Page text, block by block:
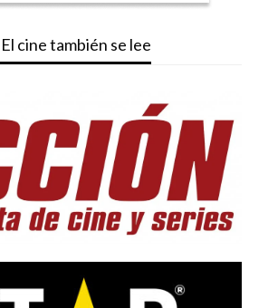
cine también se lee